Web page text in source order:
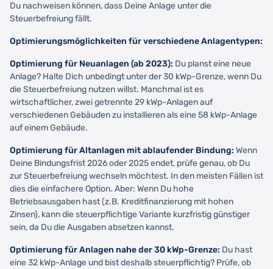
Du nachweisen können, dass Deine Anlage unter die
Steuerbefreiung fällt.
Optimierungsmöglichkeiten für verschiedene Anlagentypen:
Optimierung für Neuanlagen (ab 2023): Du planst eine neue
Anlage? Halte Dich unbedingt unter der 30 kWp-Grenze, wenn Du
die Steuerbefreiung nutzen willst. Manchmal ist es
wirtschaftlicher, zwei getrennte 29 kWp-Anlagen auf
verschiedenen Gebäuden zu installieren als eine 58 kWp-Anlage
auf einem Gebäude.
Optimierung für Altanlagen mit ablaufender Bindung: Wenn
Deine Bindungsfrist 2026 oder 2025 endet, prüfe genau, ob Du
zur Steuerbefreiung wechseln möchtest. In den meisten Fällen ist
dies die einfachere Option. Aber: Wenn Du hohe
Betriebsausgaben hast (z.B. Kreditfinanzierung mit hohen
Zinsen), kann die steuerpflichtige Variante kurzfristig günstiger
sein, da Du die Ausgaben absetzen kannst.
Optimierung für Anlagen nahe der 30 kWp-Grenze: Du hast
eine 32 kWp-Anlage und bist deshalb steuerpflichtig? Prüfe, ob